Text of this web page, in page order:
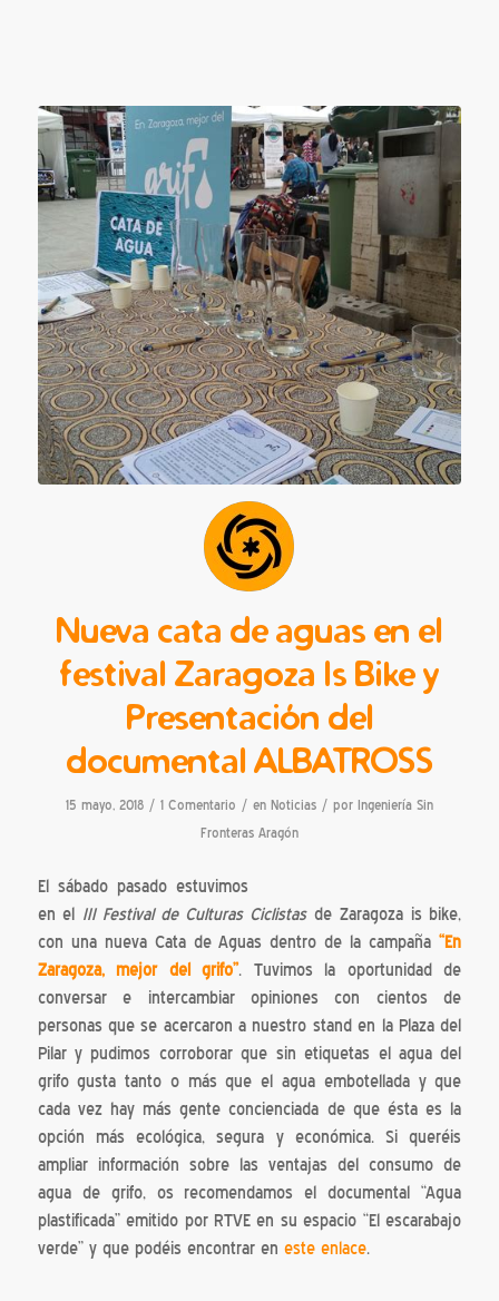
Nueva cata de aguas en el
festival Zaragoza Is Bike y
Presentación del
documental ALBATROSS
15 mayo, 2018 / 1 Comentario / en Noticias / por Ingeniería Sin
Fronteras Aragón
El sábado pasado estuvimos
en el III Festival de Culturas Ciclistasde Zaragoza is bike,
con una nueva Cata de Aguas dentro de la campaña“En
Zaragoza, mejor del grifo”. Tuvimos la oportunidad de
conversar e intercambiar opiniones con cientos de
personas que se acercaron a nuestro stand en la Plaza del
Pilar y pudimos corroborar que sin etiquetas el agua del
grifo gusta tanto o más que el agua embotellada y que
cada vez hay más gente concienciada de que ésta es la
opción más ecológica, segura y económica. Si queréis
ampliar información sobre las ventajas del consumo de
agua de grifo, os recomendamos el documental “Agua
plastificada” emitido por RTVE en su espacio “El escarabajo
verde” y que podéis encontrar en este enlace.